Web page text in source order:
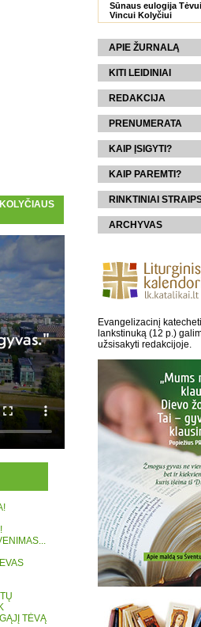
TĖVĄ
Sūnaus eulogija Tėvui
Vincui Kolyčiui
APIE ŽURNALĄ
KITI LEIDINIAI
REDAKCIJA
PRENUMERATA
KAIP ĮSIGYTI?
KAIP PAREMTI?
RINKTINIAI
ARCHYVAS
Evangelizacinį
lankstinuką (12 p.)
užsisakyti redakcijoje.